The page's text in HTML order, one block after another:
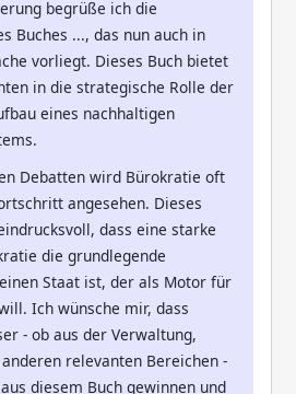
begrüße ich die
Buches ..., das nun auch in
vorliegt. Dieses Buch bietet
in die strategische Rolle der
eines nachhaltigen
Debatten wird Bürokratie oft
angesehen. Dieses
dass eine starke
die grundlegende
Staat ist, der als Motor für
Ich wünsche mir, dass
- ob aus der Verwaltung,
relevanten Bereichen -
diesem Buch gewinnen und